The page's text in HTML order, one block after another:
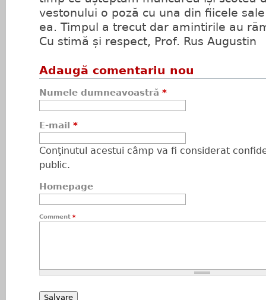
vestonului o poză cu una din fiicele
ea. Timpul a trecut dar amintirile au
Cu stimă și respect, Prof. Rus Augustin
Adaugă comentariu nou
Numele dumneavoastră *
E-mail *
Conţinutul acestui câmp va fi considerat
public.
Homepage
Comment *